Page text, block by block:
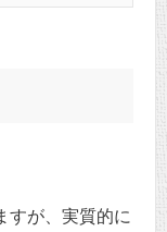
すが、実質的に